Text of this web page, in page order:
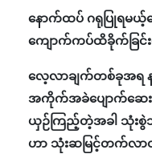
နောက်ထပ် ဂရုပြုရမ
ကျောက်ကပ်ထိခိုက်ခြင်း
လေ့လာချက်တစ်ခုအရ
အကိုက်အခဲပျောက်ဆေ
ယှဉ်ကြည့်တဲ့အခါ သုံးစွဲ
ဟာ သုံးဆမြင့်တက်လ